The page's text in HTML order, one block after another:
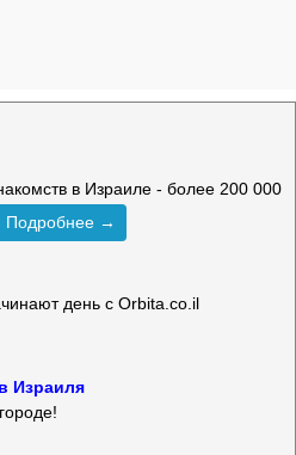
в Израиле - более 200 000
Подробнее →
день с Orbita.co.il
Израиля